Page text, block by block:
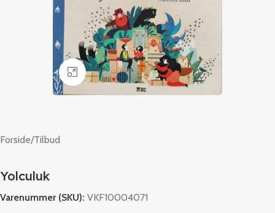
Klik for at forstørre
Forside/Tilbud
Yolculuk
Varenummer (SKU): VKF10004071